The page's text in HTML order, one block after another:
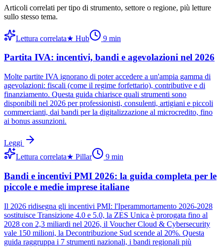
Articoli correlati per tipo di strumento, settore o regione, più letture
sullo stesso tema.
Lettura correlata★ Hub 9 min
Partita IVA: incentivi, bandi e agevolazioni nel 2026
Molte partite IVA ignorano di poter accedere a un'ampia gamma di
agevolazioni: fiscali (come il regime forfettario), contributive e di
finanziamento. Questa guida chiarisce quali strumenti sono
disponibili nel 2026 per professionisti, consulenti, artigiani e piccoli
commercianti, dai bandi per la digitalizzazione al microcredito, fino
ai bonus assunzioni.
Leggi
Lettura correlata★ Pillar 9 min
Bandi e incentivi PMI 2026: la guida completa per le
piccole e medie imprese italiane
Il 2026 ridisegna gli incentivi PMI: l'Iperammortamento 2026-2028
sostituisce Transizione 4.0 e 5.0, la ZES Unica è prorogata fino al
2028 con 2,3 miliardi nel 2026, il Voucher Cloud & Cybersecurity
vale 150 milioni, la Decontribuzione Sud scende al 20%. Questa
guida raggruppa i 7 strumenti nazionali, i bandi regionali più